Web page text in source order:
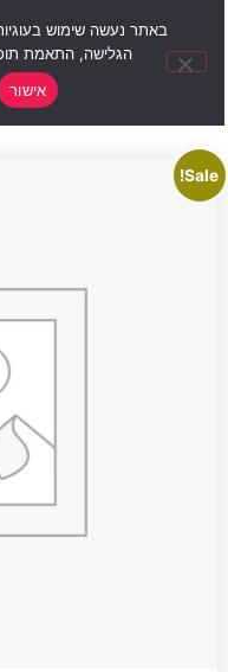
Sale!
הגלישה, התאמת תוכן
אישור